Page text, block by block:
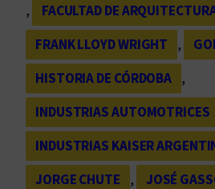
,
FACULTAD DE
FRANK LLOYD WRIGHT
,
HISTORIA DE CÓRDOBA
,
INDUSTRIAS AUTOMOTRICES
INDUSTRIAS KAISER
JORGE CHUTE
, JOSÉ